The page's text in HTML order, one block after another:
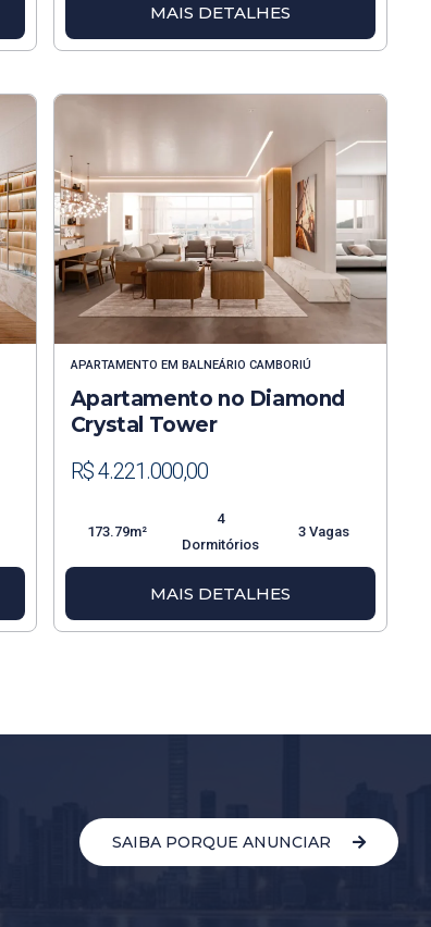
MAIS DETALHES
APARTAMENTO EM BALNEÁRIO CAMBORIÚ
Apartamento no Diamond
Crystal Tower
R$ 4.221.000,00
173.79m²
4
Dormitórios
3 Vagas
MAIS DETALHES
SAIBA PORQUE ANUNCIAR